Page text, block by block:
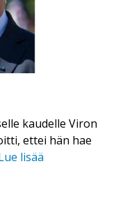
kaudelle Viron
ettei hän hae
lisää